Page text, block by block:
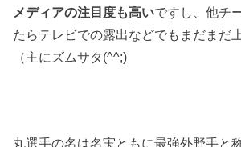
メディアの注目度も高いですし、他チ
たらテレビでの露出などでもまだまだ
（主にズムサタ(^^;)
丸選手の名は名実ともに最強外野手と